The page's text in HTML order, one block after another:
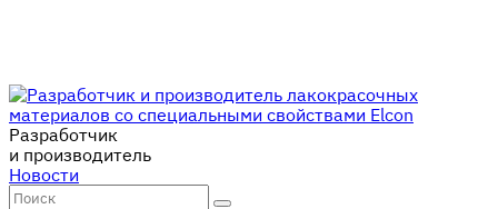
Разработчик
и производитель
Новости